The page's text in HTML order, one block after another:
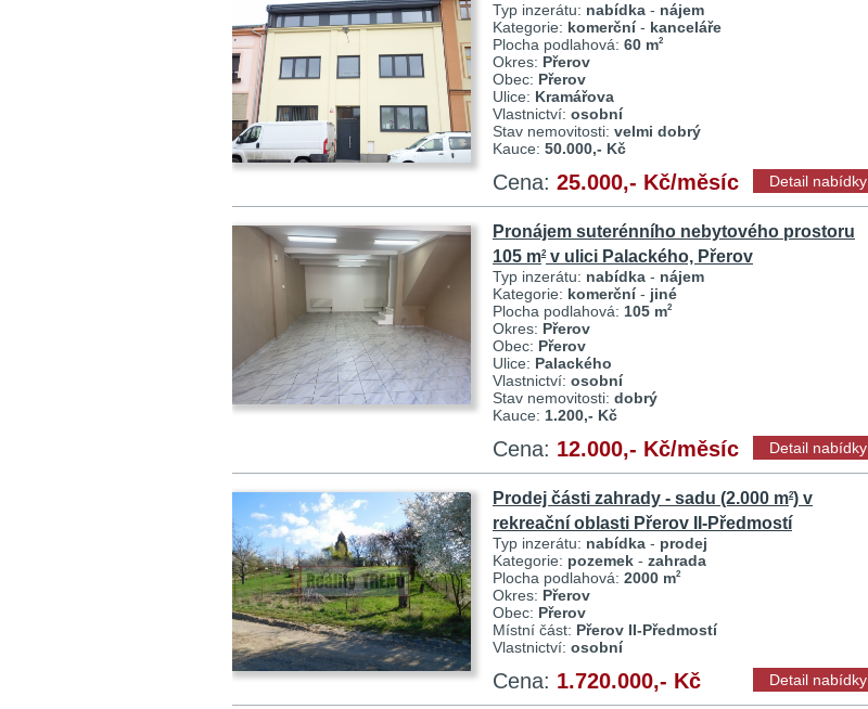
Typ inzerátu: nabídka - nájem
Kategorie: komerční- kanceláře
Plocha podlahová: 60 m2
Okres: Přerov
Obec: Přerov
Ulice: Kramářova
Vlastnictví: osobní
Stav nemovitosti: velmi dobrý
Kauce: 50.000,- Kč
Cena: 25.000,- Kč/měsíc Detail nabídky
Pronájem suterénního nebytového prostoru
105 m2v ulici Palackého, Přerov
Typ inzerátu: nabídka - nájem
Kategorie: komerční- jiné
Plocha podlahová: 105 m2
Okres: Přerov
Obec: Přerov
Ulice: Palackého
Vlastnictví: osobní
Stav nemovitosti: dobrý
Kauce: 1.200,- Kč
Cena: 12.000,- Kč/měsíc Detail nabídky
Prodej části zahrady - sadu (2.000 m2) v
rekreační oblasti Přerov II-Předmostí
Typ inzerátu: nabídka - prodej
Kategorie: pozemek - zahrada
Plocha podlahová: 2000 m2
Okres: Přerov
Obec: Přerov
Místní část: Přerov II-Předmostí
Vlastnictví: osobní
Cena: 1.720.000,- Kč Detail nabídky